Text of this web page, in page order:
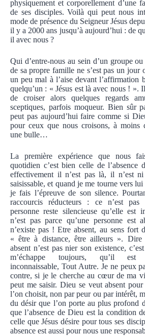
physiquement et corporellement d’une
de ses disciples. Voilà qui peut nous
mode de présence du Seigneur Jésus
il y a 2000 ans jusqu’à aujourd’hui : de
il avec nous ?
Qui d’entre-nous au sein d’un groupe
de sa propre famille ne s’est pas un jour
un peu mal à l’aise devant l’affirmation
quelqu’un : « Jésus est là avec nous ! ».
de croiser alors quelques regards
sceptiques, parfois moqueur. Bien sûr
peut pas aujourd’hui faire comme si
pour ceux que nous croisons, à moins
une bulle…
La première expérience que nous
quotidien c’est bien celle de l’absence
effectivement il n’est pas là, il n’est
saisissable, et quand je me tourne vers
je fais l’épreuve de son silence.
raccourcis réducteurs : ce n’est pas
personne reste silencieuse qu’elle est
n’est pas parce qu’une personne est
n’existe pas ! Etre absent, au sens fort
« être à distance, être ailleurs ».
absent n’est pas nier son existence,
m’échappe toujours, qu’il est
inconnaissable, Tout Autre. Je ne peux
contre, si je le cherche au cœur de ma
peut me saisir. Dieu se veut absent
l’on choisit, non par peur ou par intérêt,
du désir que l’on porte au plus profond
que l’absence de Dieu est la condition
celle que Jésus désire pour tous ses
absence est aussi pour nous une